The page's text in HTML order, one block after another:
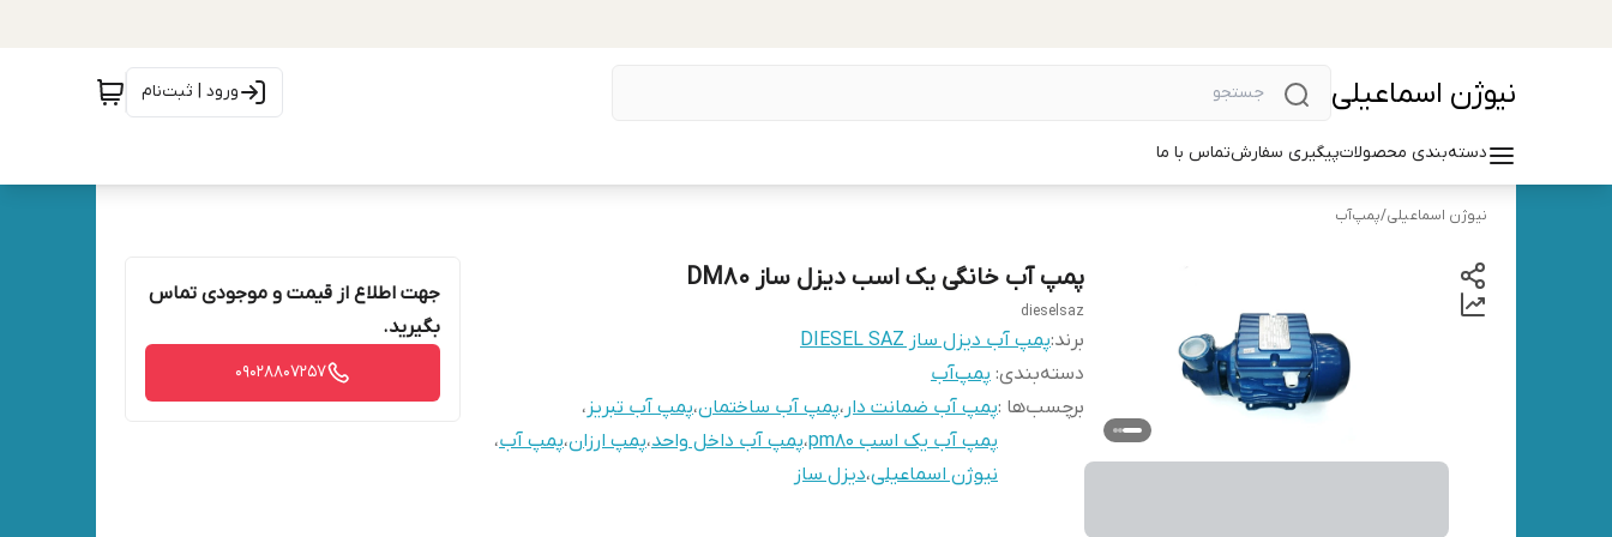
نیوژن اسماعیلی ورود | ثبت‌نام
دسته‌بندی محصولاتپیگیری سفارشتماس با ما
نیوژن اسماعیلی/پمپ‌آب
پمپ آب خانگی یک اسب دیزل ساز DM80
dieselsaz
برند:پمپ آب دیزل ساز DIESEL SAZ
دسته‌بندی: پمپ‌آب
برچسب‌ها :پمپ آب ضمانت دار ،پمپ آب ساختمان،پمپ آب تبریز ،
پمپ آب یک اسب pm80
،پمپ آب داخل واحد،پمپ ارزان،پمپ آب،
نیوژن اسماعیلی،دیزل ساز
جهت اطلاع از قیمت و موجودی تماس
بگیرید.
09028807257